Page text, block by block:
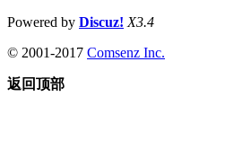
Powered by Discuz! X3.4
© 2001-2017 Comsenz Inc.
返回顶部